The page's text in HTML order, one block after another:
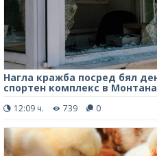
Нагла кражба посред бял
спортен комплекс в
12:09 ч. 739 0